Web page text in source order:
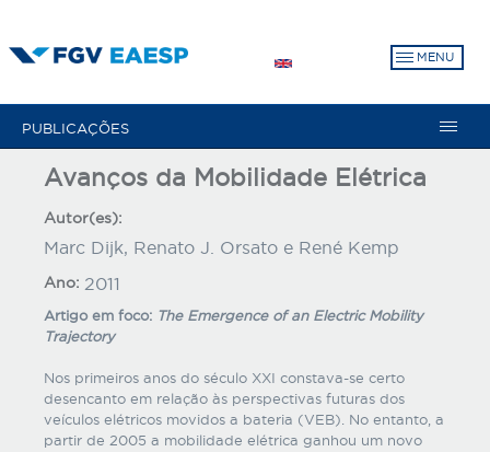
para
MENU
PUBLICAÇÕES
Avanços da Mobilidade Elétrica
Autor(es):
Marc Dijk, Renato J. Orsato e René Kemp
Ano: 2011
Artigo em foco: The Emergence of an Electric Mobility
Trajectory
Nos primeiros anos do século XXI constava-se certo
desencanto em relação às perspectivas futuras dos
veículos elétricos movidos a bateria (VEB). No entanto, a
partir de 2005 a mobilidade elétrica ganhou um novo